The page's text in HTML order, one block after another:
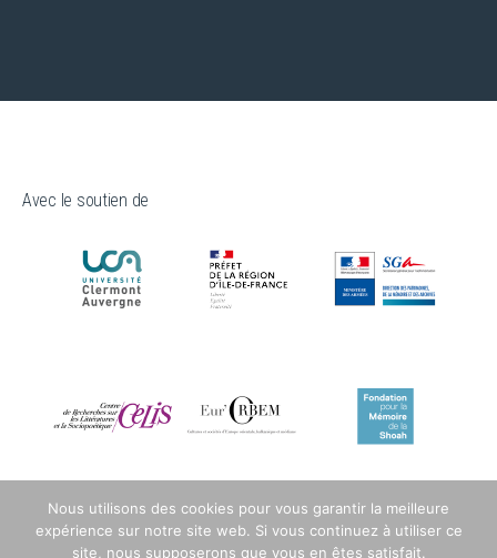
Avec le soutien de
Nous utilisons des cookies pour vous garantir la meilleure
expérience sur notre site web. Si vous continuez à utiliser ce
site, nous supposerons que vous en êtes satisfait.